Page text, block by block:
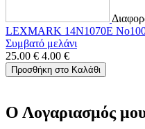
LEXMARK 14N1070E
Συμβατό μελάνι
25.00 € 4.00 €
Προσθήκη στο Καλάθι
Ο Λογαριασμός